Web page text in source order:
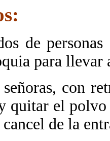
de
para
con
quitar el polvo
de la